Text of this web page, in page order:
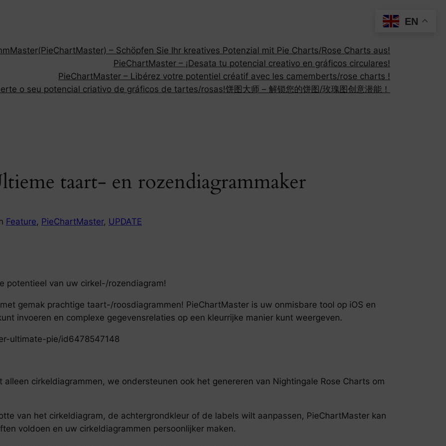
– Schöpfen Sie Ihr kreatives Potenzial mit Pie Charts/Rose Charts aus!
PieChartMaster – ¡Desata tu potencial creativo en gráficos circulares!
PieChartMaster – Libérez votre potentiel créatif avec les camemberts/rose charts !
o seu potencial criativo de gráficos de tartes/rosas!饼图大师 – 解锁您的饼图/玫瑰图创意潜能！
taart- en rozendiagrammaker
Feature, PieChartMaster, UPDATE
potentieel van uw cirkel-/rozendiagram!
gemak prachtige taart-/roosdiagrammen! PieChartMaster is uw onmisbare tool op iOS en
invoeren en complexe gegevensrelaties op een kleurrijke manier kunt weergeven.
ultimate-pie/id6478547148
alleen cirkeldiagrammen, we ondersteunen ook het genereren van Nightingale Rose Charts om
van het cirkeldiagram, de achtergrondkleur of de labels wilt aanpassen, PieChartMaster kan
voldoen en uw cirkeldiagrammen persoonlijker maken.
EN